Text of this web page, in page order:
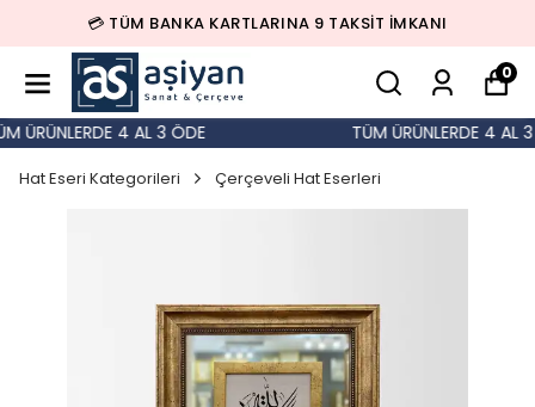
💳 TÜM BANKA KARTLARINA 9 TAKSİT İMKANI
0
ÜRÜNLERDE 4 AL 3 ÖDE TÜM ÜRÜNLERDE 4 AL 3
Hat Eseri Kategorileri Çerçeveli Hat Eserleri